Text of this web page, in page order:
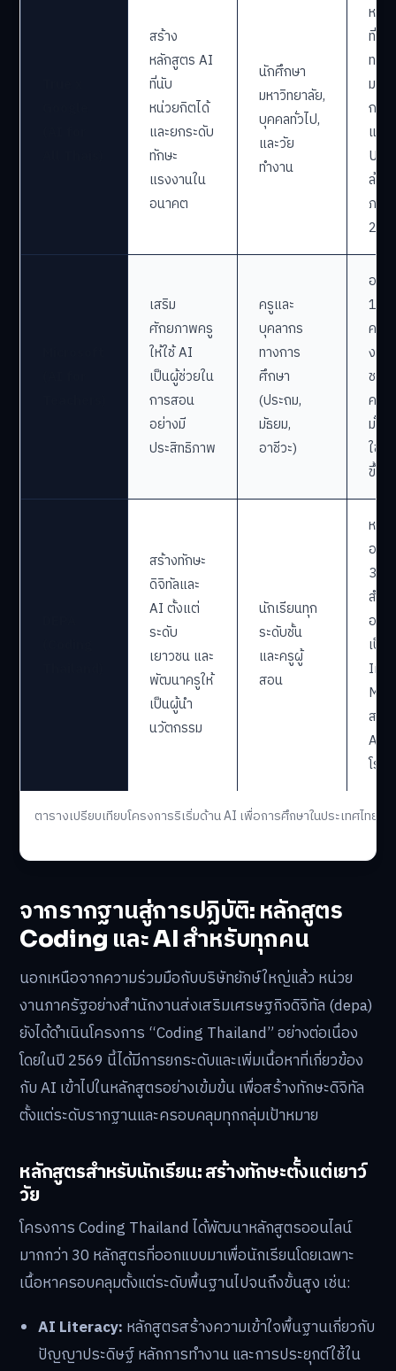
ตารางเปรียบเทียบโครงการริเริ่มด้าน AI เพื่อการศึกษาในประเทศไทย ปี
สร้าง
หลักสูตร AI
ที่นับ
หน่วยกิตได้
และยกระดับ
ทักษะ
แรงงานใน
อนาคต
นักศึกษา
มหาวิทยาลัย,
บุคคลทั่วไป,
และวัย
ทำงาน
หลั
ที่เป็น
ทาง
มหา
กว่า
แห่ง
ล้าน
ภาย
เสริม
ศักยภาพครู
ให้ใช้ AI
เป็นผู้ช่วยใน
การสอน
อย่างมี
ประสิทธิภาพ
ครูและ
บุคลากร
ทางการ
ศึกษา
(ประถม,
มัธยม,
อาชีวะ)
อบร
คน,
งาน
ชม./
ครู
มั่นใ
ใช้
ขึ้น
สร้างทักษะ
ดิจิทัลและ
AI ตั้งแต่
ระดับ
เยาวชน และ
พัฒนาครูให้
เป็นผู้นำ
นวัตกรรม
นักเรียนทุก
ระดับชั้น
และครูผู้
สอน
หลัก
ออน
30
สำห
อบร
เป็น
สร้า
AI ใ
โรง
จากรากฐานสู่การปฏิบัติ: หลักสูตร
Coding และ AI สำหรับทุกคน
นอกเหนือจากความร่วมมือกับบริษัทยักษ์ใหญ่แล้ว หน่วย
งานภาครัฐอย่างสำนักงานส่งเสริมเศรษฐกิจดิจิทัล (depa)
ยังได้ดำเนินโครงการ “Coding Thailand” อย่างต่อเนื่อง
โดยในปี 2569 นี้ได้มีการยกระดับและเพิ่มเนื้อหาที่เกี่ยวข้อง
กับ AI เข้าไปในหลักสูตรอย่างเข้มข้น เพื่อสร้างทักษะดิจิทัล
ตั้งแต่ระดับรากฐานและครอบคลุมทุกกลุ่มเป้าหมาย
หลักสูตรสำหรับนักเรียน: สร้างทักษะตั้งแต่เยาว์
วัย
โครงการ Coding Thailand ได้พัฒนาหลักสูตรออนไลน์
มากกว่า 30 หลักสูตรที่ออกแบบมาเพื่อนักเรียนโดยเฉพาะ
เนื้อหาครอบคลุมตั้งแต่ระดับพื้นฐานไปจนถึงขั้นสูง เช่น:
AI Literacy: หลักสูตรสร้างความเข้าใจพื้นฐานเกี่ยวกับ
ปัญญาประดิษฐ์ หลักการทำงาน และการประยุกต์ใช้ใน